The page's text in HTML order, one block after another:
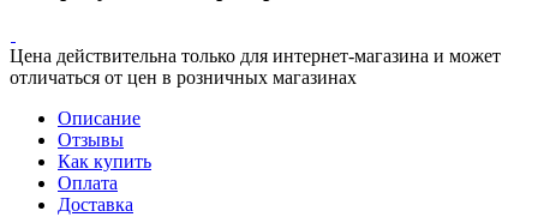
Цена действительна только для интернет-магазина и может
отличаться от цен в розничных магазинах
Описание
Отзывы
Как купить
Оплата
Доставка